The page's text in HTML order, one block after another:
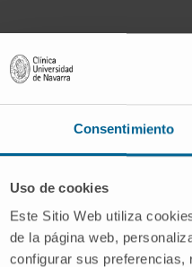
Consentimiento
Uso de cookies
Este Sitio Web utiliza
de la página web,
configurar sus preferencias,
la Dirección